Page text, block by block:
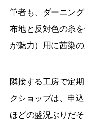
筆者も、ダーニン
布地と反対色の糸
が魅力）用に茜染
隣接する工房で定
クショップは、申
ほどの盛況ぶりだそ